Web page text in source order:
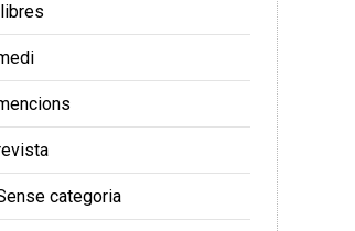
categoria